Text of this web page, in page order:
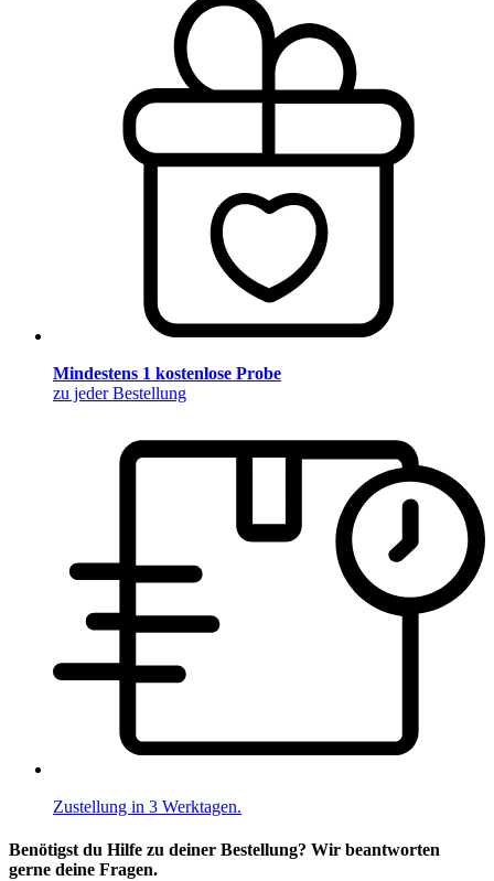
Mindestens 1 kostenlose Probe
zu jeder Bestellung
Zustellung in 3 Werktagen.
Benötigst du Hilfe zu deiner Bestellung? Wir beantworten
gerne deine Fragen.